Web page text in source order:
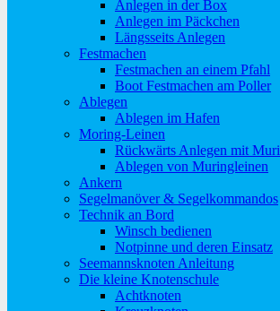
Anlegen in der Box
Anlegen im Päckchen
Längsseits Anlegen
Festmachen
Festmachen an einem Pfahl
Boot Festmachen am Poller
Ablegen
Ablegen im Hafen
Moring-Leinen
Rückwärts Anlegen mit
Ablegen von Muringleinen
Ankern
Segelmanöver & Segelkommandos
Technik an Bord
Winsch bedienen
Notpinne und deren Einsatz
Seemannsknoten Anleitung
Die kleine Knotenschule
Achtknoten